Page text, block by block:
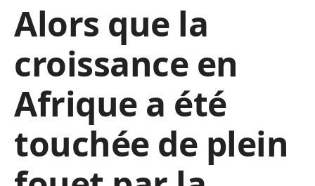
Alors que la
croissance en
Afrique a été
touchée de plein